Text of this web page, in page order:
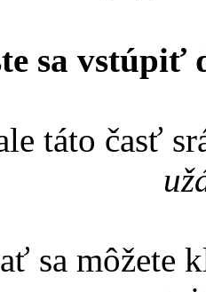
sa vstúpiť
táto časť
sa môžete